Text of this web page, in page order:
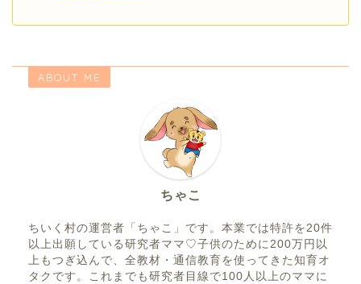
ABOUT ME
ちゃこ
ちいく村の運営者「ちゃこ」です。本業では特許を20件
以上出願している研究者ママ♡子供のために200万円以
上もつぎ込んで、全教材・通信教育を使ってきた知育オ
タクです。これまでも研究者目線で100人以上のママに